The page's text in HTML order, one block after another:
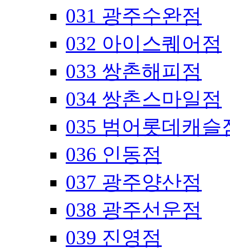
031 광주수완점
032 아이스퀘어점
033 쌍촌해피점
034 쌍촌스마일점
035 범어롯데캐슬
036 인동점
037 광주양산점
038 광주선운점
039 진영점